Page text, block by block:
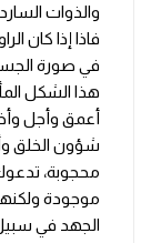
والذوات
فاذا إذا كان
في صورة
هذا الشكل
أعمق وأجل
شؤون الخلق
محجوبة،
موجودة
الجهد في